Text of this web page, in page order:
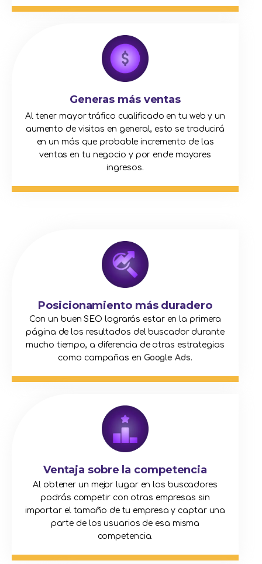
Generas más ventas
Al tener mayor tráfico cualificado en tu web y un
aumento de visitas en general, esto se traducirá
en un más que probable incremento de las
ventas en tu negocio y por ende mayores
ingresos.
Posicionamiento más duradero
Con un buen SEO lograrás estar en la primera
página de los resultados del buscador durante
mucho tiempo, a diferencia de otras estrategias
como campañas en Google Ads.
Ventaja sobre la competencia
Al obtener un mejor lugar en los buscadores
podrás competir con otras empresas sin
importar el tamaño de tu empresa y captar una
parte de los usuarios de esa misma
competencia.